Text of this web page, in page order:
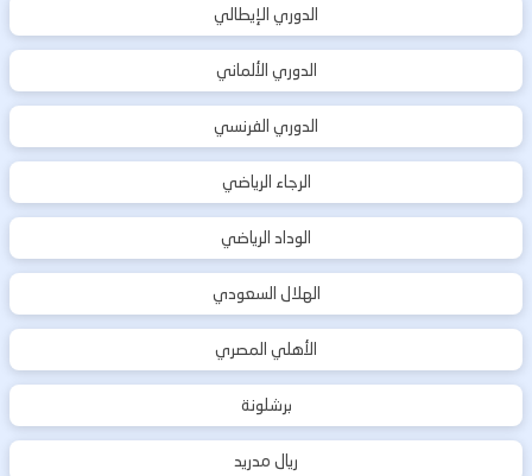
الدوري الإيطالي
الدوري الألماني
الدوري الفرنسي
الرجاء الرياضي
الوداد الرياضي
الهلال السعودي
الأهلي المصري
برشلونة
ريال مدريد